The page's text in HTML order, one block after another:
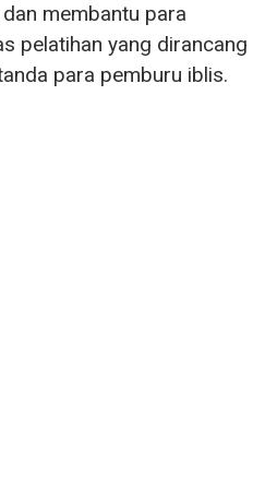
membantu para
pelatihan yang dirancang
para pemburu iblis.